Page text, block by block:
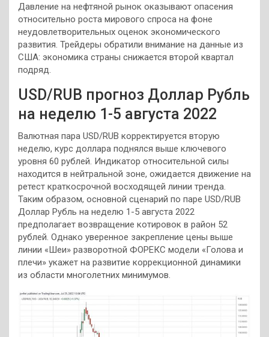
Давление на нефтяной рынок оказывают опасения
относительно роста мирового спроса на фоне
неудовлетворительных оценок экономического
развития. Трейдеры обратили внимание на данные из
США: экономика страны снижается второй квартал
подряд.
USD/RUB прогноз Доллар Рубль
на неделю 1-5 августа 2022
Валютная пара USD/RUB корректируется вторую
неделю, курс доллара поднялся выше ключевого
уровня 60 рублей. Индикатор относительной силы
находится в нейтральной зоне, ожидается движение на
ретест краткосрочной восходящей линии тренда.
Таким образом, основной сценарий по паре USD/RUB
Доллар Рубль на неделю 1-5 августа 2022
предполагает возвращение котировок в район 52
рублей. Однако уверенное закрепление цены выше
линии «Шеи» разворотной ФОРЕКС модели «Голова и
плечи» укажет на развитие коррекционной динамики
из области многолетних минимумов.